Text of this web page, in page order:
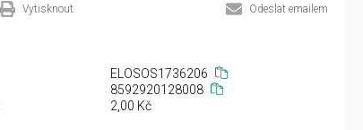
Vytisknout Odeslat emailem
ELOSOS1736206
8592920128008
2,00 Kč